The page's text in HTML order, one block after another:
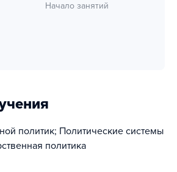
Начало занятий
политик; Политические системы
политика